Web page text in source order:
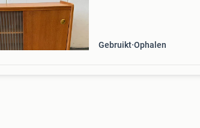
Gebruikt Ophalen